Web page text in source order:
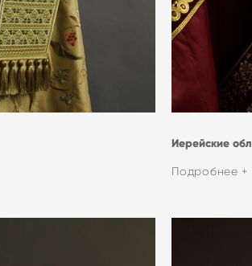
Иерейские
Подробнее +